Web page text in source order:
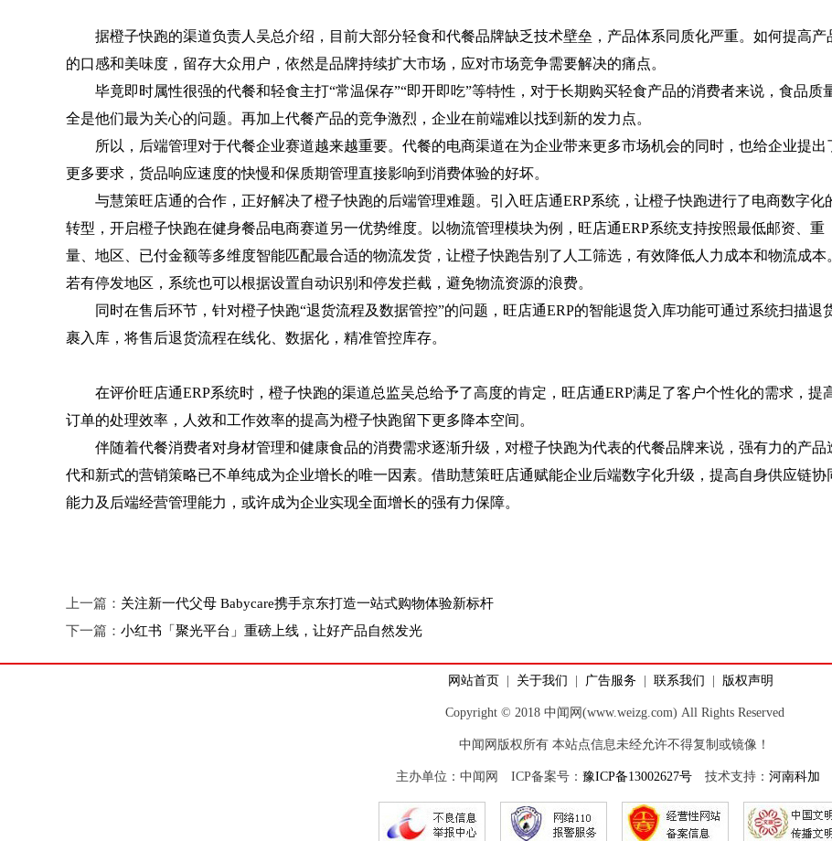
据橙子快跑的渠道负责人吴总介绍，目前大部分轻食和代餐品牌缺乏技术壁垒，产品体系同质化严重。如何提高产
的口感和美味度，留存大众用户，依然是品牌持续扩大市场，应对市场竞争需要解决的痛点。
毕竟即时属性很强的代餐和轻食主打“常温保存”“即开即吃”等特性，对于长期购买轻食产品的消费者来说，食品质
全是他们最为关心的问题。再加上代餐产品的竞争激烈，企业在前端难以找到新的发力点。
所以，后端管理对于代餐企业赛道越来越重要。代餐的电商渠道在为企业带来更多市场机会的同时，也给企业提出
更多要求，货品响应速度的快慢和保质期管理直接影响到消费体验的好坏。
与慧策旺店通的合作，正好解决了橙子快跑的后端管理难题。引入旺店通ERP系统，让橙子快跑进行了电商数字化
转型，开启橙子快跑在健身餐品电商赛道另一优势维度。以物流管理模块为例，旺店通ERP系统支持按照最低邮资、重
量、地区、已付金额等多维度智能匹配最合适的物流发货，让橙子快跑告别了人工筛选，有效降低人力成本和物流成本
若有停发地区，系统也可以根据设置自动识别和停发拦截，避免物流资源的浪费。
同时在售后环节，针对橙子快跑“退货流程及数据管控”的问题，旺店通ERP的智能退货入库功能可通过系统扫描退
裹入库，将售后退货流程在线化、数据化，精准管控库存。
在评价旺店通ERP系统时，橙子快跑的渠道总监吴总给予了高度的肯定，旺店通ERP满足了客户个性化的需求，提
订单的处理效率，人效和工作效率的提高为橙子快跑留下更多降本空间。
伴随着代餐消费者对身材管理和健康食品的消费需求逐渐升级，对橙子快跑为代表的代餐品牌来说，强有力的产品
代和新式的营销策略已不单纯成为企业增长的唯一因素。借助慧策旺店通赋能企业后端数字化升级，提高自身供应链协
能力及后端经营管理能力，或许成为企业实现全面增长的强有力保障。
上一篇： 关注新一代父母 Babycare携手京东打造一站式购物体验新标杆
下一篇： 小红书「聚光平台」重磅上线，让好产品自然发光
网站首页 关于我们 广告服务 联系我们 版权声明
Copyright © 2018 中闻网(www.weizg.com) All Rights Reserved
中闻网版权所有 本站点信息未经允许不得复制或镜像！
主办单位：中闻网 ICP备案号： 豫ICP备13002627号 技术支持： 河南科加